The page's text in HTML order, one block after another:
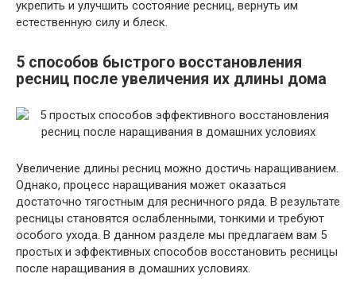
укрепить и улучшить состояние ресниц, вернуть им
естественную силу и блеск.
5 способов быстрого восстановления
ресниц после увеличения их длины дома
Увеличение длины ресниц можно достичь наращиванием.
Однако, процесс наращивания может оказаться
достаточно тягостным для ресничного ряда. В результате
ресницы становятся ослабленными, тонкими и требуют
особого ухода. В данном разделе мы предлагаем вам 5
простых и эффективных способов восстановить ресницы
после наращивания в домашних условиях.